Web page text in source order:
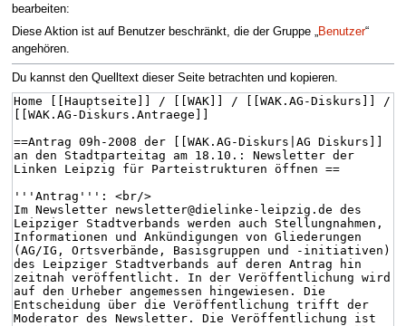
Navigation
springen
Suche
springen
bearbeiten:
Diese Aktion ist auf Benutzer beschränkt, die der Gruppe „Benutzer“
angehören.
Du kannst den Quelltext dieser Seite betrachten und kopieren.